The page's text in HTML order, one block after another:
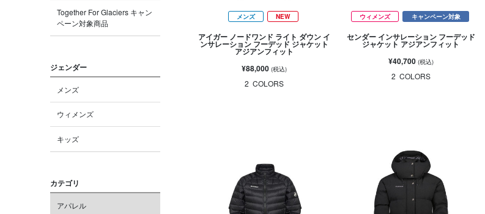
Together For Glaciers キャン
ペーン対象商品
ジェンダー
メンズ
ウィメンズ
キッズ
カテゴリ
アパレル
メンズ NEW
アイガー ノードワンド ライト ダウン イ
ンサレーション フーデッド ジャケット
アジアンフィット
¥88,000 (税込)
2 COLORS
ウィメンズ キャンペーン対象
センダー インサレーション フーデッド
ジャケット アジアンフィット
¥40,700 (税込)
2 COLORS